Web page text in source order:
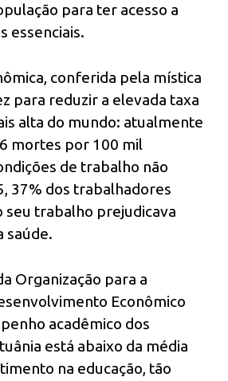
para ter acesso a
essenciais.
conferida pela mística
para reduzir a elevada taxa
alta do mundo: atualmente
mortes por 100 mil
de trabalho não
37% dos trabalhadores
seu trabalho prejudicava
saúde.
Organização para a
Econômico
acadêmico dos
está abaixo da média
na educação, tão